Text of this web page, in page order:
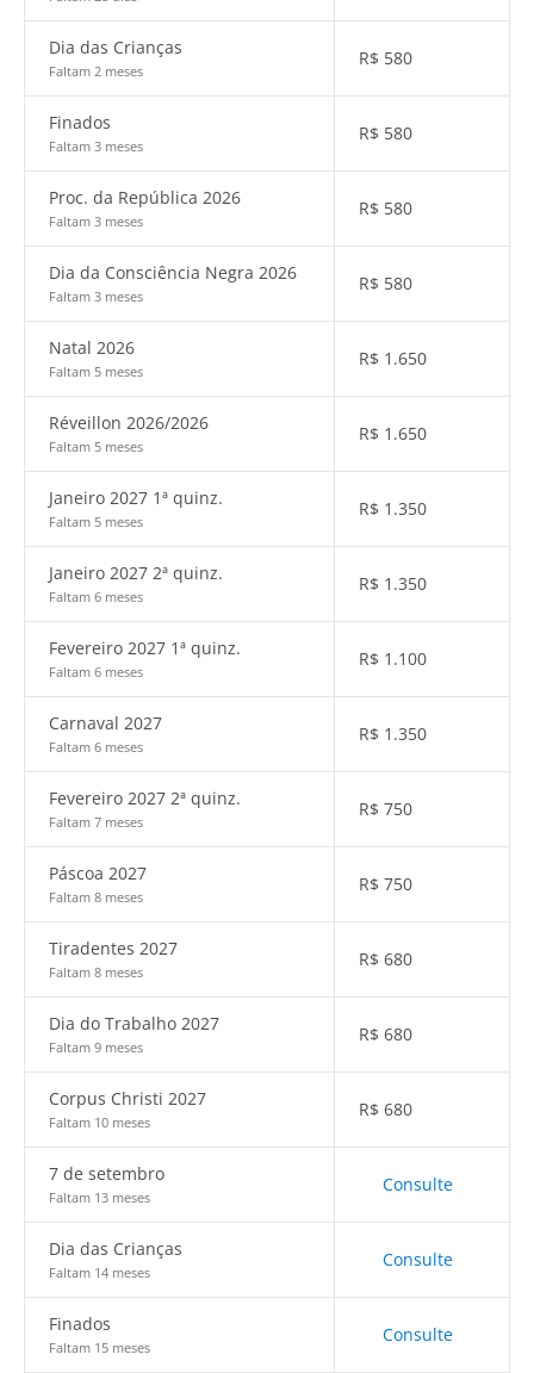
Dia das Crianças
Faltam 2 meses
R$ 580
Finados
Faltam 3 meses
R$ 580
Proc. da República 2026
Faltam 3 meses
R$ 580
Dia da Consciência Negra 2026
Faltam 3 meses
R$ 580
Natal 2026
Faltam 5 meses
R$ 1.650
Réveillon 2026/2026
Faltam 5 meses
R$ 1.650
Janeiro 2027 1ª quinz.
Faltam 5 meses
R$ 1.350
Janeiro 2027 2ª quinz.
Faltam 6 meses
R$ 1.350
Fevereiro 2027 1ª quinz.
Faltam 6 meses
R$ 1.100
Carnaval 2027
Faltam 6 meses
R$ 1.350
Fevereiro 2027 2ª quinz.
Faltam 7 meses
R$ 750
Páscoa 2027
Faltam 8 meses
R$ 750
Tiradentes 2027
Faltam 8 meses
R$ 680
Dia do Trabalho 2027
Faltam 9 meses
R$ 680
Corpus Christi 2027
Faltam 10 meses
R$ 680
7 de setembro
Faltam 13 meses
Consulte
Dia das Crianças
Faltam 14 meses
Consulte
Finados
Faltam 15 meses
Consulte